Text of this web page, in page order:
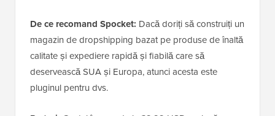
De ce recomand Spocket: Dacă doriți să construiți un
magazin de dropshipping bazat pe produse de înaltă
calitate și expediere rapidă și fiabilă care să
deservească SUA și Europa, atunci acesta este
pluginul pentru dvs.